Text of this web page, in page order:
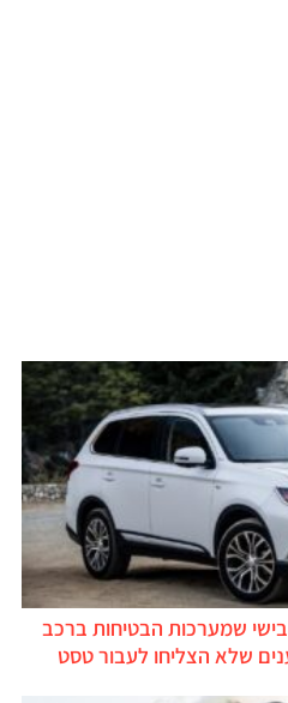
שמערכות הבטיחות ברכב
שלא הצליחו לעבור טסט